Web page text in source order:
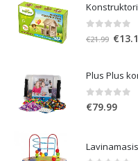
out of
€21.99 €
Plus Plus
0out of
€79.99